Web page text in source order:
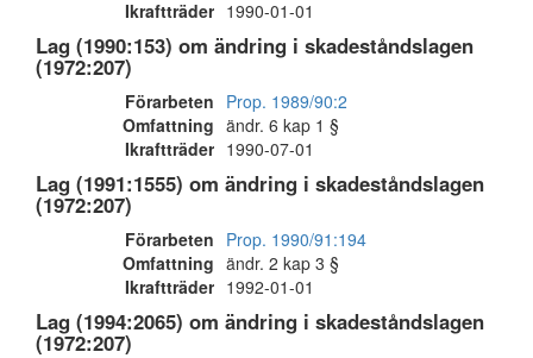
Ikraftträder 1990-01-01
Lag (1990:153) om ändring i skadeståndslagen
(1972:207)
Förarbeten Prop. 1989/90:2
Omfattning ändr. 6 kap 1 §
Ikraftträder 1990-07-01
Lag (1991:1555) om ändring i skadeståndslagen
(1972:207)
Förarbeten Prop. 1990/91:194
Omfattning ändr. 2 kap 3 §
Ikraftträder 1992-01-01
Lag (1994:2065) om ändring i skadeståndslagen
(1972:207)